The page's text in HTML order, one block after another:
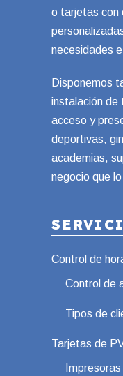
o tarjetas con
necesidades
Disponemos
instalación de
acceso y
deportivas,
academias,
negocio que
Control de
Control de
Tipos de
Tarjetas de